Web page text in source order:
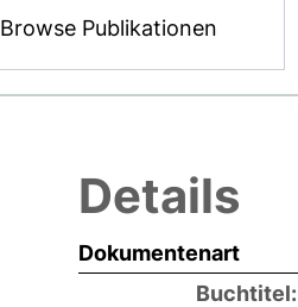
Browse Publikationen
Details
Dokumentenart
Buchtitel: